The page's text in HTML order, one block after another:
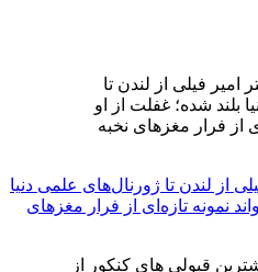
از لندن تا ژورنال‌های علمی دنیا
نمونه تازه‌ای از فرار مغزهای